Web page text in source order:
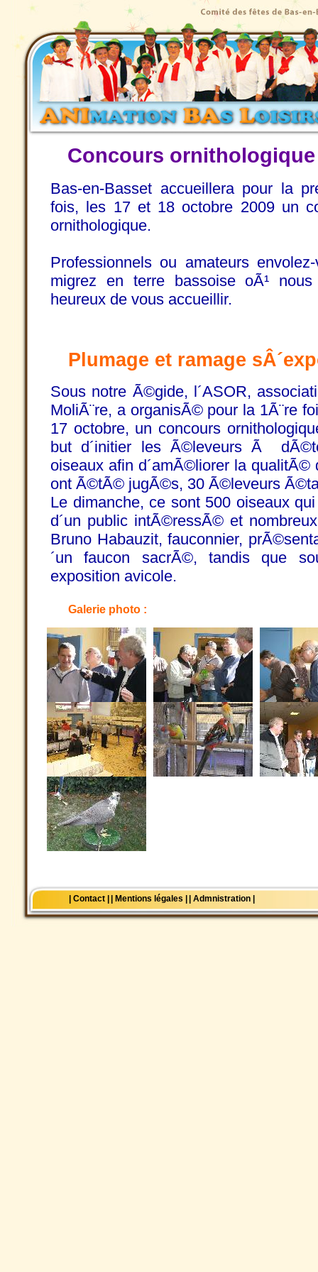
Concours
Bas-en-Basset accueillera pour la
fois, les 17 et 18 octobre 2009 un
ornithologique.
Professionnels ou amateurs
migrez en terre bassoise oÃ¹ nous
heureux de vous accueillir.
Plumage et ramage
Sous notre Ã©gide, l´ASOR,
MoliÃ¨re, a organisÃ© pour la 1Ã¨re
17 octobre, un concours
but d´initier les Ã©leveurs Ã
oiseaux afin d´amÃ©liorer la
ont Ã©tÃ© jugÃ©s, 30 Ã©leveurs
Le dimanche, ce sont 500 oiseaux
d´un public intÃ©ressÃ© et
Bruno Habauzit, fauconnier,
´un faucon sacrÃ©, tandis que
exposition avicole.
Galerie photo :
| Contact | | Mentions légales | | Admnistration |